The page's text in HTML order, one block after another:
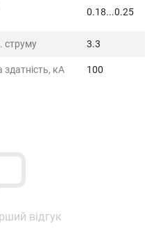
0.18...0.25
струму 3.3
кА 100
відгук